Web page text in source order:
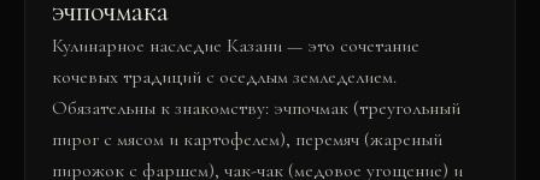
эчпочмака
Кулинарное наследие Казани — это сочетание
кочевых традиций с оседлым земледелием.
Обязательны к знакомству: эчпочмак (треугольный
пирог с мясом и картофелем), перемяч (жареный
пирожок с фаршем), чак-чак (медовое угощение) и